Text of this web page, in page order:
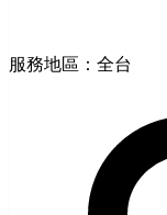
服務地區：全台